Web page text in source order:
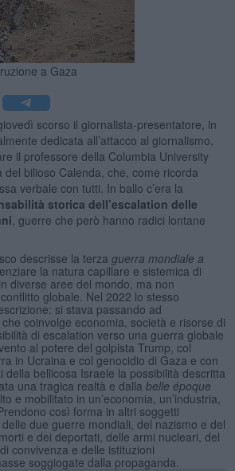
a Gaza
scorso il giornalista-presentatore, in
dedicata all’attacco al giornalismo,
il professore della Columbia University
del bilioso Calenda, che, come ricorda
verbale con tutti. In ballo c’era la
storica dell’escalation delle
, guerre che però hanno radici lontane
descrisse la terza guerra mondiale a
la natura capillare e sistemica di
diverse aree del mondo, ma non
globale. Nel 2022 lo stesso
si stava passando ad
coinvolge economia, società e risorse di
di escalation verso una guerra globale
al potere del golpista Trump, col
in Ucraina e col genocidio di Gaza e con
della bellicosa Israele la possibilità descritta
una tragica realtà e dalla belle époque
e mobilitato in un’economia, un’industria,
così forma in altri soggetti
due guerre mondiali, del nazismo e del
e dei deportati, delle armi nucleari, del
convivenza e delle istituzioni
soggiogate dalla propaganda.